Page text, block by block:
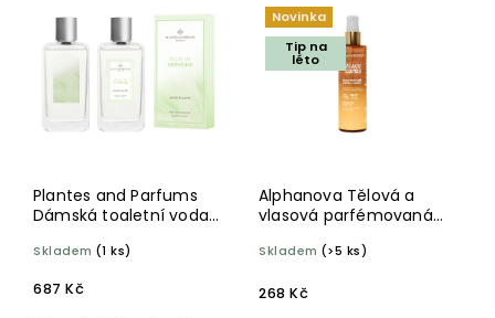
Plantes and Parfums
Dámská toaletní voda
Skladem (1 ks)
687 Kč
Novinka
Tip na
léto
Alphanova Tělová a
vlasová parfémovaná
ml BIO
Skladem (>5 ks)
268 Kč